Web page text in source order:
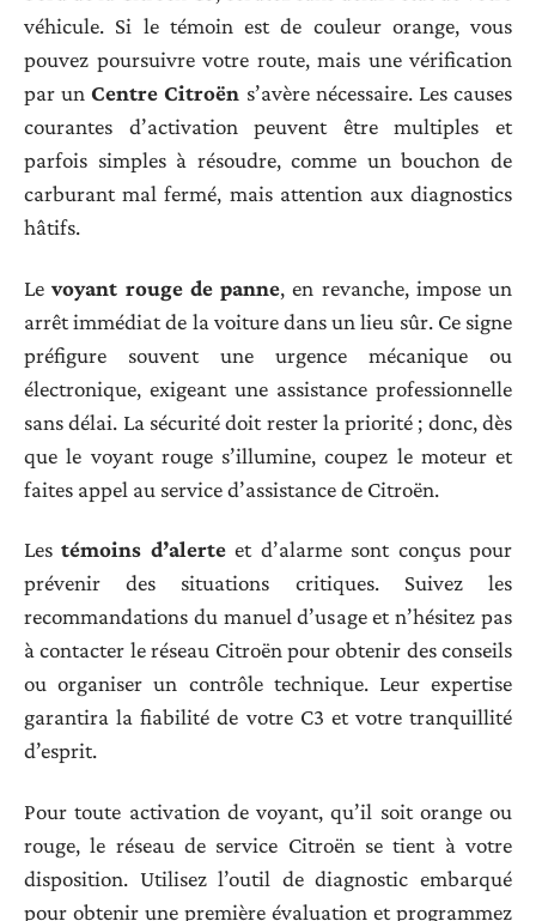
véhicule. Si le témoin est de couleur orange, vous
pouvez poursuivre votre route, mais une vérification
par unCentre Citroën s’avère nécessaire. Les causes
courantes d’activation peuvent être multiples et
parfois simples à résoudre, comme un bouchon de
carburant mal fermé, mais attention aux diagnostics
hâtifs.
Levoyant rouge de panne, en revanche, impose un
arrêt immédiat de la voiture dans un lieu sûr. Ce signe
préfigure souvent une urgence mécanique ou
électronique, exigeant une assistance professionnelle
sans délai. La sécurité doit rester la priorité ; donc, dès
que le voyant rouge s’illumine, coupez le moteur et
faites appel au service d’assistance de Citroën.
Lestémoins d’alerteet d’alarme sont conçus pour
prévenir des situations critiques. Suivez les
recommandations du manuel d’usage et n’hésitez pas
à contacter le réseau Citroën pour obtenir des conseils
ou organiser un contrôle technique. Leur expertise
garantira la fiabilité de votre C3 et votre tranquillité
d’esprit.
Pour toute activation de voyant, qu’il soit orange ou
rouge, le réseau de service Citroën se tient à votre
disposition. Utilisez l’outil de diagnostic embarqué
pour obtenir une première évaluation et programmez